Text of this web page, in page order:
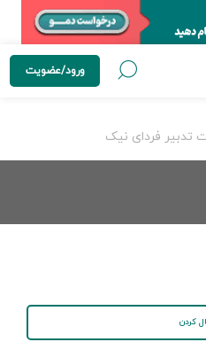
ورود/عضویت
تدبیر فردای نیک
کردن